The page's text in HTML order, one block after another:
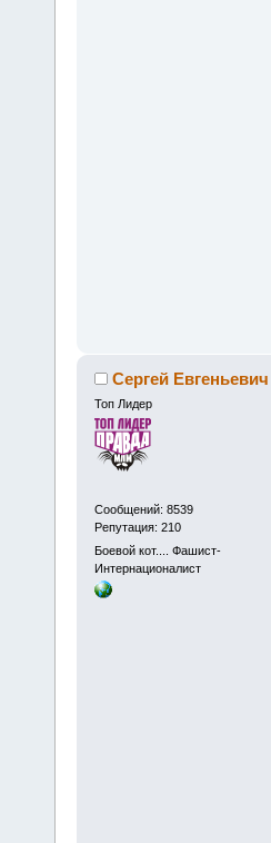
Сергей Евгеньевич
Топ Лидер
Сообщений: 8539
Репутация: 210
Боевой кот.... Фашист-
Интернационалист